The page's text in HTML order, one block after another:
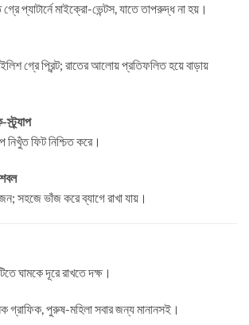
প্যাটার্নে মাইক্রো-ভেন্টস, যাতে তাপরুদ্ধ না হয়।
গ্রে প্রিন্ট; রাতের আলোয় প্রতিফলিত হয়ে বাড়ায়
নিখুঁত ফিট নিশ্চিত করে।
সহজে ভাঁজ করে ব্যাগে রাখা যায়।
ঘামকে দূরে রাখতে দক্ষ।
গ্রাফিক, পুরুষ-মহিলা সবার জন্য মানানসই।